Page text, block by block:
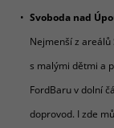
Svoboda nad
Nejmenší z areálů
s malými dětmi a
FordBaru v dolní
doprovod. I zde